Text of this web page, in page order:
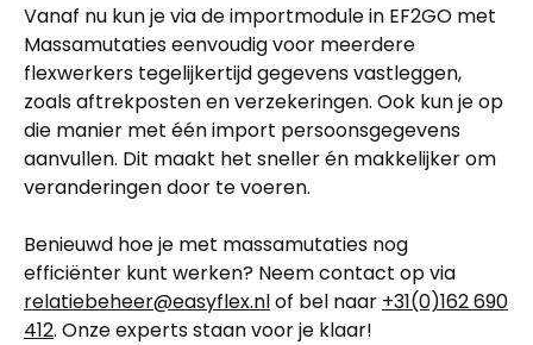
Vanaf nu kun je via de importmodule in EF2GO met
Massamutaties eenvoudig voor meerdere
flexwerkers tegelijkertijd gegevens vastleggen,
zoals aftrekposten en verzekeringen. Ook kun je op
die manier met één import persoonsgegevens
aanvullen. Dit maakt het sneller én makkelijker om
veranderingen door te voeren.
Benieuwd hoe je met massamutaties nog
efficiënter kunt werken? Neem contact op via
relatiebeheer@easyflex.nlof bel naar +31(0)162 690
412. Onze experts staan voor je klaar!